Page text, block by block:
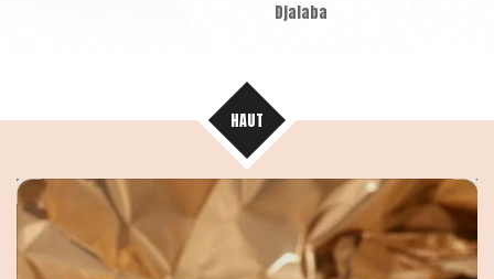
Djalaba
HAUT